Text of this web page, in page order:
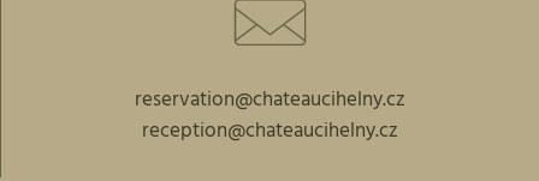
reservation@chateaucihelny.cz
reception@chateaucihelny.cz